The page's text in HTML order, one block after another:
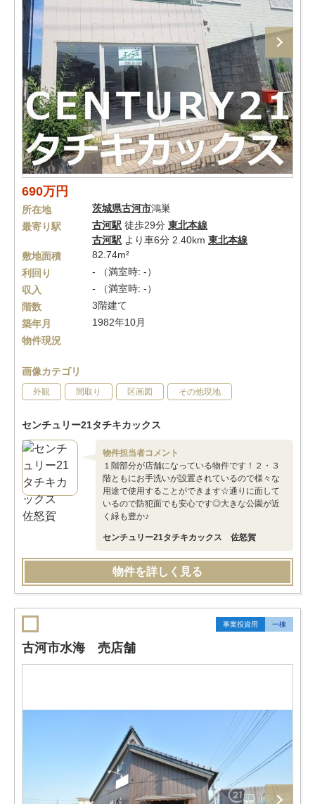
690万円
所在地 茨城県古河市鴻巣
最寄り駅
古河駅 徒歩29分 東北本線
古河駅 より車6分 2.40km 東北本線
敷地面積
82.74m²
利回り
- （満室時: -）
収入
- （満室時: -）
階数
3階建て
築年月
1982年10月
物件現況
画像カテゴリ
外観 間取り 区画図 その他現地
センチュリー21タチキカックス
物件担当者コメント
１階部分が店舗になっている物件です！２・３
階ともにお手洗いが設置されているので様々な
用途で使用することができます☆通りに面して
いるので防犯面でも安心です◎大きな公園が近
く緑も豊か♪
センチュリー21タチキカックス 佐怒賀
物件を詳しく見る
事業投資用 一棟
古河市水海 売店舗